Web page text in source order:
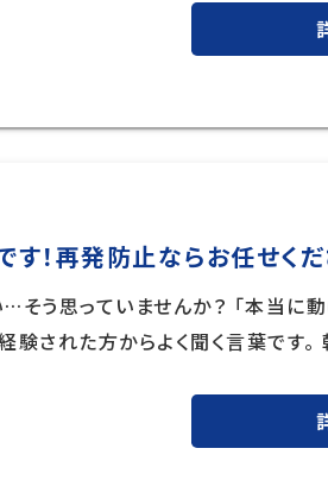
す！再発防止ならお任せく
そう思っていませんか？ 「本当に
験された方からよく聞く言葉です。